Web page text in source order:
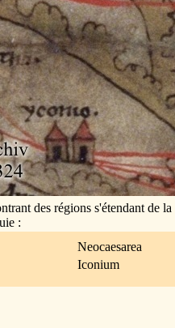
des régions s'étendant de
:
Neocaesarea
Iconium